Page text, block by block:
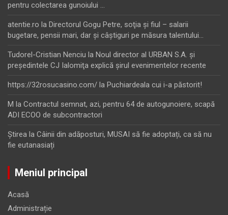
pentru colectarea gunoiului …
atentie.ro la Directorul Gogu Petre, soţia şi fiul – salarii
bugetare, pensii mari, dar şi câştiguri pe măsura talentului…
Tudorel-Cristian Nenciu la Noul director al URBAN S.A. şi
preşedintele CJ Ialomiţa explică şirul evenimentelor recente
https://32rosucasino.com/ la Puchiardeala cui i-a păstorit!
M la Contractul semnat, azi, pentru 64 de autogunoiere, scapă
ADI ECOO de subcontractori
Ştirea la Câinii din adăposturi, MUSAI să fie adoptați, ca să nu
fie eutanasiați
Meniul principal
Acasă
Administrație